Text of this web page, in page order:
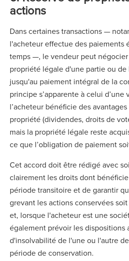
actions
Dans certaines transactions —
l'acheteur effectue des paiements
temps —, le vendeur peut
propriété légale d'une partie ou
jusqu'au paiement intégral de la
principe s’apparente à celui
l’acheteur bénéficie des
propriété (dividendes, droits de
mais la propriété légale reste
ce que l’obligation de paiement
Cet accord doit être rédigé avec
clairement les droits dont
période transitoire et de garantir
grevant les actions conservées
et, lorsque l'acheteur est une
également prévoir les dispositions
d'insolvabilité de l'une ou l'autre
période de conservation.